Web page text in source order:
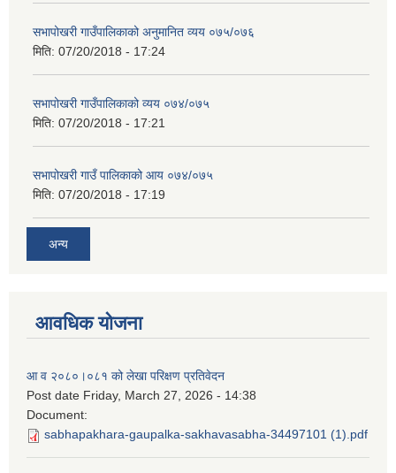
सभापोखरी गाउँपालिकाको अनुमानित व्यय ०७५/०७६
मिति: 07/20/2018 - 17:24
सभापोखरी गाउँपालिकाको व्यय ०७४/०७५
मिति: 07/20/2018 - 17:21
सभापोखरी गाउँ पालिकाको आय ०७४/०७५
मिति: 07/20/2018 - 17:19
अन्य
आवधिक योजना
आ व २०८०।०८१ को लेखा परिक्षण प्रतिवेदन
Post date Friday, March 27, 2026 - 14:38
Document:
sabhapakhara-gaupalka-sakhavasabha-34497101 (1).pdf